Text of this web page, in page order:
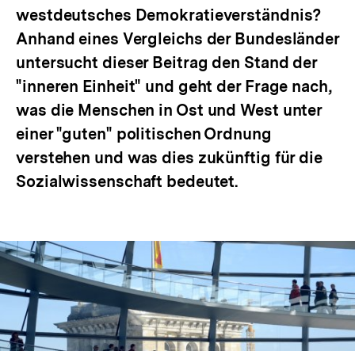
westdeutsches Demokratieverständnis?
Anhand eines Vergleichs der Bundesländer
untersucht dieser Beitrag den Stand der
"inneren Einheit" und geht der Frage nach,
was die Menschen in Ost und West unter
einer "guten" politischen Ordnung
verstehen und was dies zukünftig für die
Sozialwissenschaft bedeutet.